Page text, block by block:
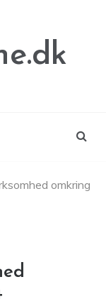
omkring